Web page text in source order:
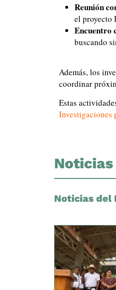
Reunión
el proyecto
Encuentro
buscando
Además, los
coordinar
Estas
Investigaciones
Noticias
Noticias del